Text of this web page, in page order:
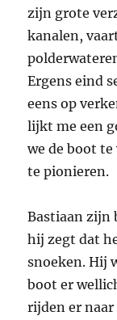
zijn grote
kanalen,
Ergens eind
eens op
lijkt me een
we de boot
te pionieren.
Bastiaan zijn
hij zegt dat
snoeken. Hij
boot er
rijden er naar